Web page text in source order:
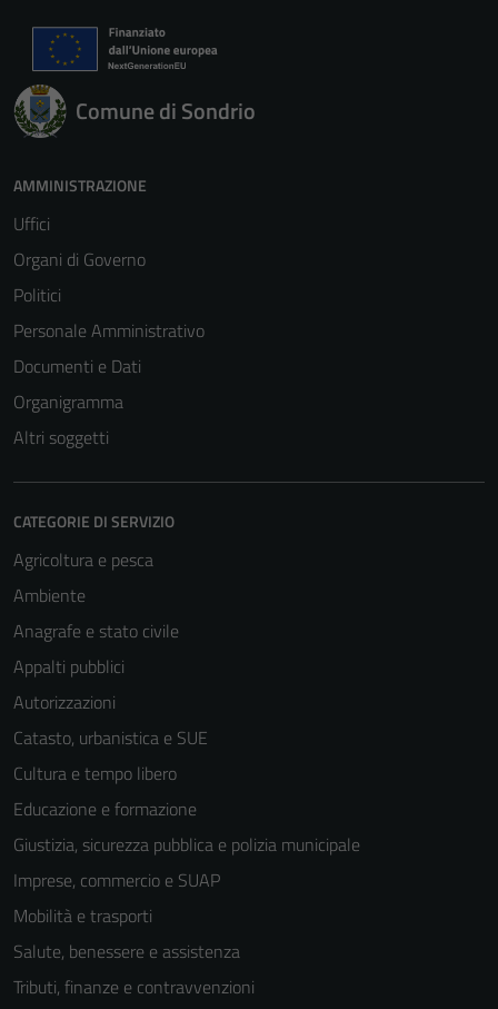
Comune di Sondrio
AMMINISTRAZIONE
Uffici
Organi di Governo
Politici
Personale Amministrativo
Documenti e Dati
Organigramma
Altri soggetti
CATEGORIE DI SERVIZIO
Agricoltura e pesca
Ambiente
Anagrafe e stato civile
Appalti pubblici
Autorizzazioni
Catasto, urbanistica e SUE
Cultura e tempo libero
Educazione e formazione
Giustizia, sicurezza pubblica e polizia municipale
Imprese, commercio e SUAP
Mobilità e trasporti
Salute, benessere e assistenza
Tributi, finanze e contravvenzioni